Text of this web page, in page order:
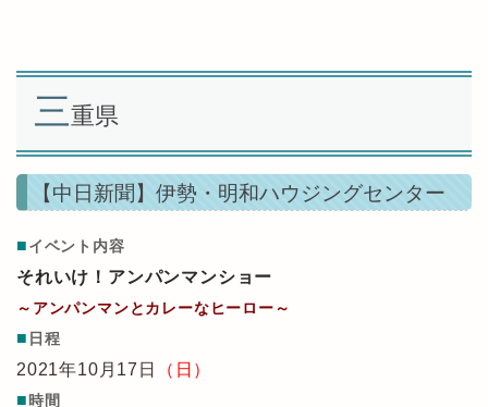
三重県
【中日新聞】伊勢・明和ハウジングセンター
■イベント内容
それいけ！アンパンマンショー
～アンパンマンとカレーなヒーロー～
■ 日程
2021年10月17日
（日）
■時間